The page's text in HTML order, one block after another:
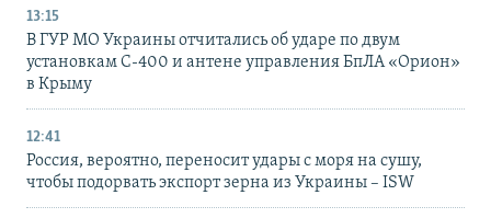
13:15
В ГУР МО Украины отчитались об ударе по двум
установкам С-400 и антене управления БпЛА «Орион»
в Крыму
12:41
Россия, вероятно, переносит удары с моря на сушу,
чтобы подорвать экспорт зерна из Украины – ISW